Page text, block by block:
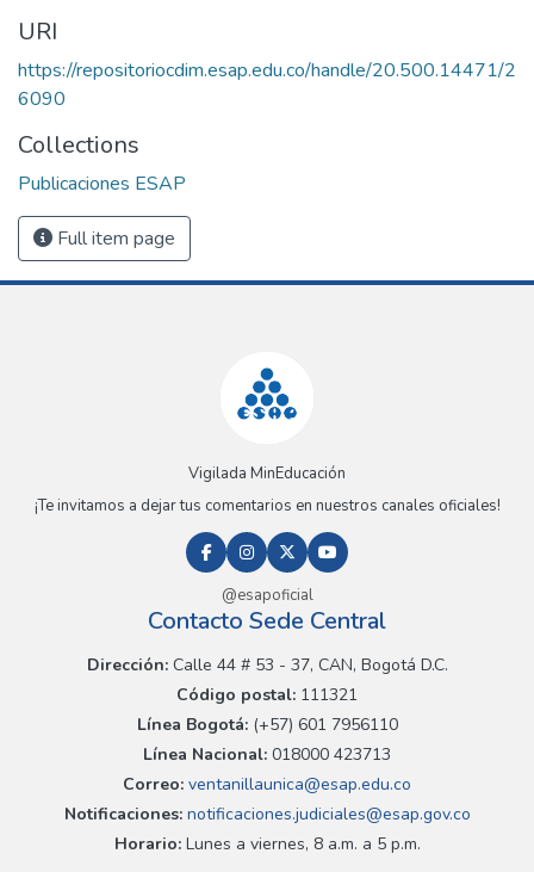
URI
https://repositoriocdim.esap.edu.co/handle/20.500.14471/2
6090
Collections
Publicaciones ESAP
Full item page
Vigilada MinEducación
¡Te invitamos a dejar tus comentarios en nuestros canales oficiales!
@esapoficial
Contacto Sede Central
Dirección:Calle 44 # 53 - 37, CAN, Bogotá D.C.
Código postal: 111321
Línea Bogotá:(+57) 601 7956110
Línea Nacional: 018000 423713
Correo: ventanillaunica@esap.edu.co
Notificaciones:notificaciones.judiciales@esap.gov.co
Horario:Lunes a viernes, 8 a.m. a 5 p.m.